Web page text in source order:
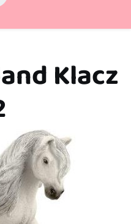
Klacz